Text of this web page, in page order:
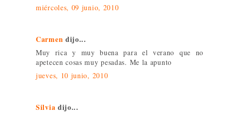
miércoles, 09 junio, 2010
Carmen dijo...
Muy rica y muy buena para el verano que no
apetecen cosas muy pesadas. Me la apunto
jueves, 10 junio, 2010
Silvia dijo...